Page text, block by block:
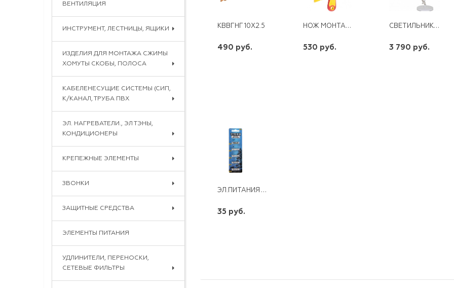
ВЕНТИЛЯЦИЯ
ИНСТРУМЕНТ, ЛЕСТНИЦЫ, ЯЩИКИ
ИЗДЕЛИЯ ДЛЯ МОНТАЖА СЖИМЫ
ХОМУТЫ СКОБЫ, ПОЛОСА
КАБЕЛЕНЕСУЩИЕ СИСТЕМЫ (СИП,
К/КАНАЛ, ТРУБА ПВХ
ЭЛ. НАГРЕВАТЕЛИ., ЭЛ ТЭНЫ,
КОНДИЦИОНЕРЫ
КРЕПЕЖНЫЕ ЭЛЕМЕНТЫ
ЗВОНКИ
ЗАЩИТНЫЕ СРЕДСТВА
ЭЛЕМЕНТЫ ПИТАНИЯ
УДЛИНИТЕЛИ, ПЕРЕНОСКИ,
СЕТЕВЫЕ ФИЛЬТРЫ
КВВГНГ 10Х2.5
490 руб.
НОЖ МОНТАЖНИКА ПРЯМОЙ REXANT
530 руб.
СВЕТИЛЬНИК НАСТОЛЬНЫЙ CAMELION KD-431A C71 БЕЛЫЙ+ХРОМ (BERLIN)
3 790 руб.
ЭЛ.ПИТАНИЯ ТРОФИ A27-5 BL
35 руб.